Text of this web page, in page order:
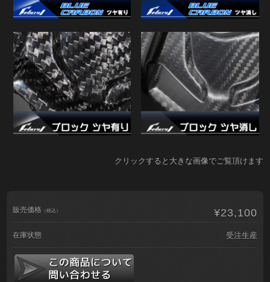
クリックすると大きな画像でご覧頂けます
販売価格 （税込） ¥23,100
在庫状態 受注生産